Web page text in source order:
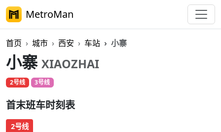
MetroMan
首页 城市 西安 车站 小寨
小寨 XIAOZHAI
2号线 3号线
首末班车时刻表
2号线